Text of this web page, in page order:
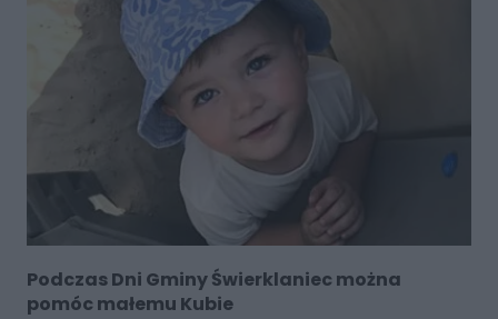
Podczas Dni Gminy Świerklaniec można
pomóc małemu Kubie